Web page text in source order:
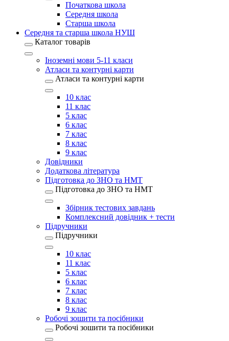
Початкова школа
Середня школа
Старша школа
Середня та старша школа НУШ
Каталог товарів
Іноземні мови 5-11 класи
Атласи та контурні карти
Атласи та контурні карти
10 клас
11 клас
5 клас
6 клас
7 клас
8 клас
9 клас
Довідники
Додаткова література
Підготовка до ЗНО та НМТ
Підготовка до ЗНО та НМТ
Збірник тестових завдань
Комплексний довідник + тести
Підручники
Підручники
10 клас
11 клас
5 клас
6 клас
7 клас
8 клас
9 клас
Робочі зошити та посібники
Робочі зошити та посібники